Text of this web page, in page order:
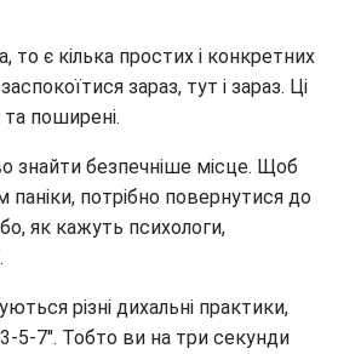
то є кілька простих і конкретних
зараз, тут і зараз. Ці
та поширені.
знайти безпечніше місце. Щоб
паніки, потрібно повернутися до
як кажуть психологи,
різні дихальні практики,
5-7". Тобто ви на три секунди